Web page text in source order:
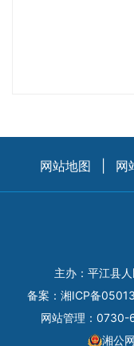
网站地图 网
主办：平江县
备案： 湘ICP备
网站管理：
湘公